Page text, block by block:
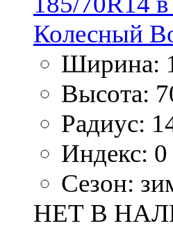
Ширина:
Высота:
Радиус:
Индекс: 0
Сезон:
НЕТ В